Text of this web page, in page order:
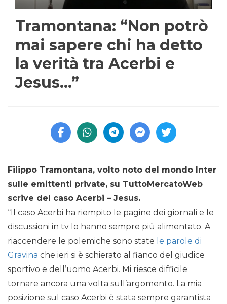
Tramontana: “Non potrò
mai sapere chi ha detto
la verità tra Acerbi e
Jesus…”
Filippo Tramontana, volto noto del mondo Inter
sulle emittenti private, su TuttoMercatoWeb
scrive del caso Acerbi – Jesus.
“Il caso Acerbi ha riempito le pagine dei giornali e le
discussioni in tv lo hanno sempre più alimentato. A
riaccendere le polemiche sono state le parole di
Gravina che ieri si è schierato al fianco del giudice
sportivo e dell’uomo Acerbi. Mi riesce difficile
tornare ancora una volta sull’argomento. La mia
posizione sul caso Acerbi è stata sempre garantista